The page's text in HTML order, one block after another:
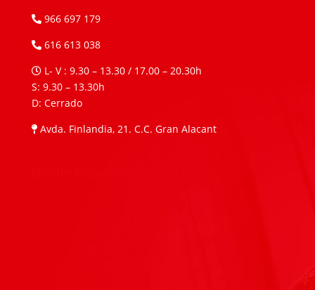
966 697 179
616 613 038
L- V : 9.30 – 13.30 / 17.00 – 20.30h
S: 9.30 – 13.30h
D: Cerrado
Avda. Finlandia, 21. C.C. Gran Alacant